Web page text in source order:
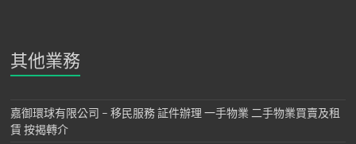
其他業務
嘉御環球有限公司 – 移民服務 証件辦理 一手物業 二手物業買賣及租
賃 按揭轉介